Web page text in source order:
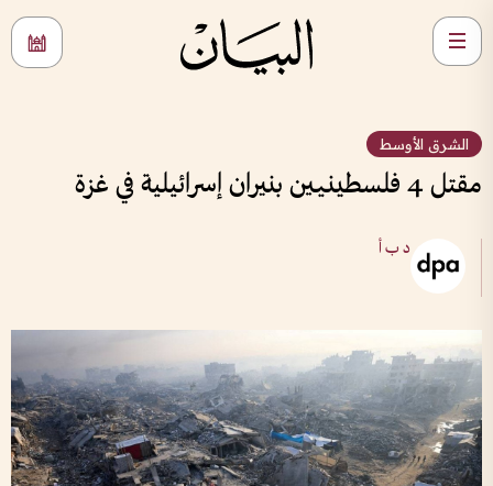
الشرق الأوسط
مقتل 4 فلسطينيين بنيران إسرائيلية في غزة
د ب أ